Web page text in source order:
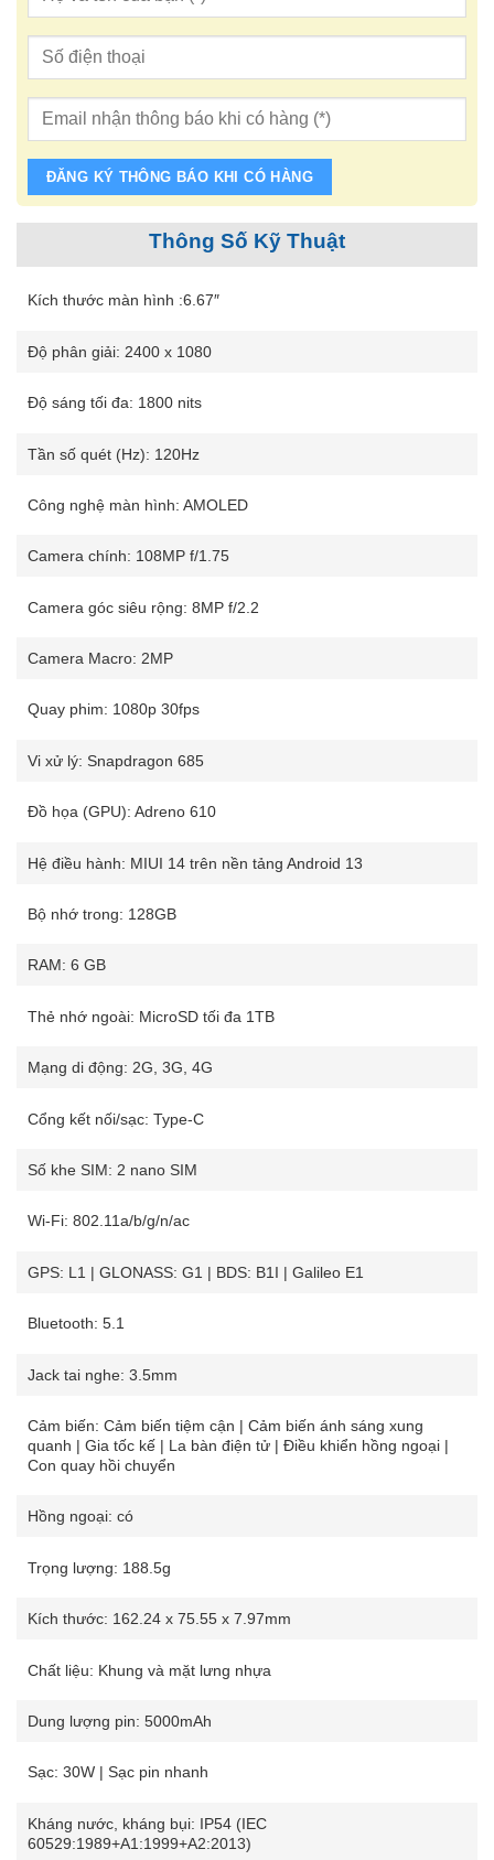
ĐĂNG KÝ THÔNG BÁO KHI CÓ HÀNG
Thông Số Kỹ Thuật
Kích thước màn hình :6.67″
Độ phân giải: 2400 x 1080
Độ sáng tối đa: 1800 nits
Tần số quét (Hz): 120Hz
Công nghệ màn hình: AMOLED
Camera chính: 108MP f/1.75
Camera góc siêu rộng: 8MP f/2.2
Camera Macro: 2MP
Quay phim: 1080p 30fps
Vi xử lý: Snapdragon 685
Đồ họa (GPU): Adreno 610
Hệ điều hành: MIUI 14 trên nền tảng Android 13
Bộ nhớ trong: 128GB
RAM: 6 GB
Thẻ nhớ ngoài: MicroSD tối đa 1TB
Mạng di động: 2G, 3G, 4G
Cổng kết nối/sạc: Type-C
Số khe SIM: 2 nano SIM
Wi-Fi: 802.11a/b/g/n/ac
GPS: L1 | GLONASS: G1 | BDS: B1I | Galileo E1
Bluetooth: 5.1
Jack tai nghe: 3.5mm
Cảm biến: Cảm biến tiệm cận | Cảm biến ánh sáng xung
quanh | Gia tốc kế | La bàn điện tử | Điều khiển hồng ngoại |
Con quay hồi chuyển
Hồng ngoại: có
Trọng lượng: 188.5g
Kích thước: 162.24 x 75.55 x 7.97mm
Chất liệu: Khung và mặt lưng nhựa
Dung lượng pin: 5000mAh
Sạc: 30W | Sạc pin nhanh
Kháng nước, kháng bụi: IP54 (IEC
60529:1989+A1:1999+A2:2013)